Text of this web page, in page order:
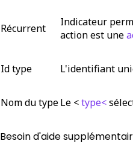
Récurrent
Indicateur
action est une
Id type L'identifiant
Nom du typeLe <type<
Besoin d'aide